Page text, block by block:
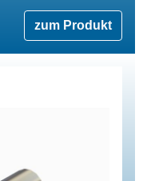
zum Produkt